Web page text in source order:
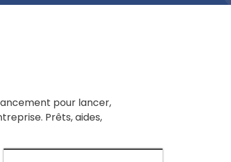
pour lancer,
Prêts, aides,